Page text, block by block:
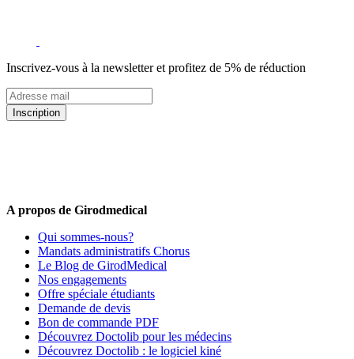
Inscrivez-vous à la newsletter et profitez de 5% de réduction
Inscription
A propos de Girodmedical
Qui sommes-nous?
Mandats administratifs Chorus
Le Blog de GirodMedical
Nos engagements
Offre spéciale étudiants
Demande de devis
Bon de commande PDF
Découvrez Doctolib pour les médecins
Découvrez Doctolib : le logiciel kiné